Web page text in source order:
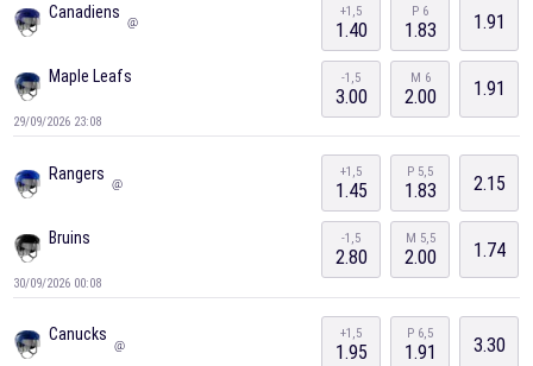
Canadiens
@
Maple Leafs
29/09/2026 23:08
+1,5
1.40
-1,5
3.00
P 6
1.83
M 6
2.00
1.91
1.91
Rangers
@
Bruins
30/09/2026 00:08
+1,5
1.45
-1,5
2.80
P 5,5
1.83
M 5,5
2.00
2.15
1.74
Canucks
@
+1,5
1.95
P 6,5
1.91 3.30